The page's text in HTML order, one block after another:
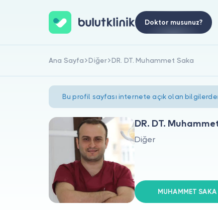
Doktor musunuz?
Ana Sayfa Diğer DR. DT. Muhammet Saka
Bu profil sayfası internete açık olan
DR. DT.
Diğer
MUHAMMET